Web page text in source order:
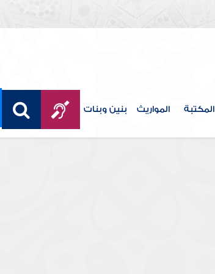
المكتبة المواريث بنين وبنات